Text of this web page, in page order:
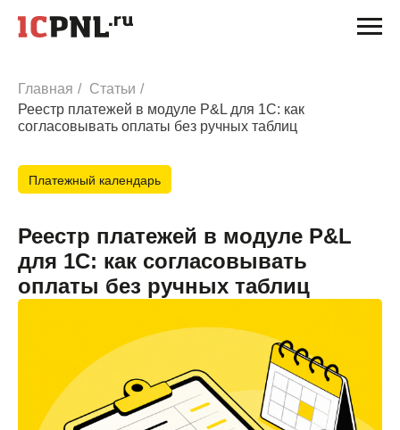
Главная / Статьи /
Реестр платежей в модуле P&L для 1С: как
согласовывать оплаты без ручных таблиц
Платежный календарь
Реестр платежей в модуле P&L
для 1С: как согласовывать
оплаты без ручных таблиц